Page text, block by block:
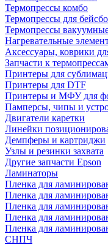
Термопрессы комбо
Термопрессы для
Термопрессы
Нагревательные
Аксессуары, коврики
Запчасти к
Принтеры для
Принтеры для DTF
Принтеры и МФУ для
Памперсы, чипы и
Двигатели каретки
Линейки
Демпферы и картриджи
Узлы и резинки захвата
Другие запчасти Epson
Ламинаторы
Пленка для
Пленка для
Пленка для
Пленка для
Пленка для
СНПЧ